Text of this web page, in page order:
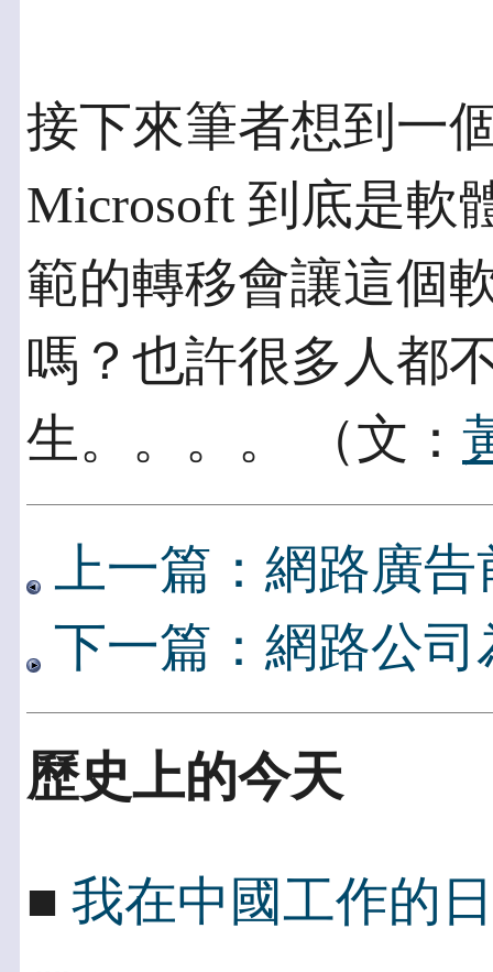
接下來筆者想到一
Microsoft 到底是軟
範的轉移會讓這個
嗎？也許很多人都
生。。。。 （文：
上一篇：網路廣
下一篇：網路公
歷史上的今天
■ 我在中國工作的